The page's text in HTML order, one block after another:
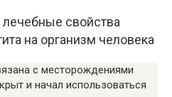
лечебные свойства
на организм человека
с месторождениями
и начал использоваться